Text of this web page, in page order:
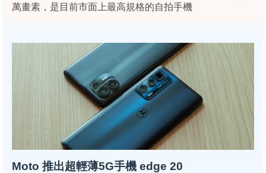
萬畫素，是目前市面上最高規格的自拍手機
Moto 推出超輕薄5G手機 edge 20